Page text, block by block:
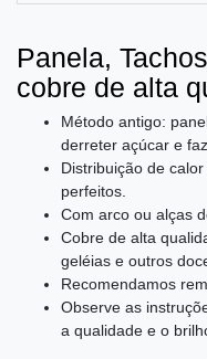
Panela,
cobre de alta
Método antigo:
derreter açúcar e
Distribuição de
perfeitos.
Com arco ou alças
Cobre de alta
geléias e outros
Recomendamos
Observe as
a qualidade e o